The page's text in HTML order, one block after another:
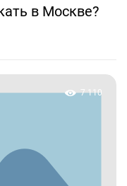
в Москве?
7 110